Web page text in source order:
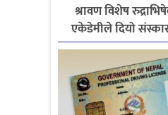
श्रावण विशेष
एकेडेमीले दियो